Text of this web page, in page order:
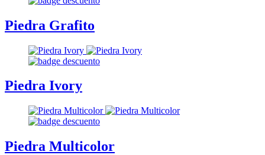
Piedra Grafito
Piedra Ivory
Piedra Multicolor